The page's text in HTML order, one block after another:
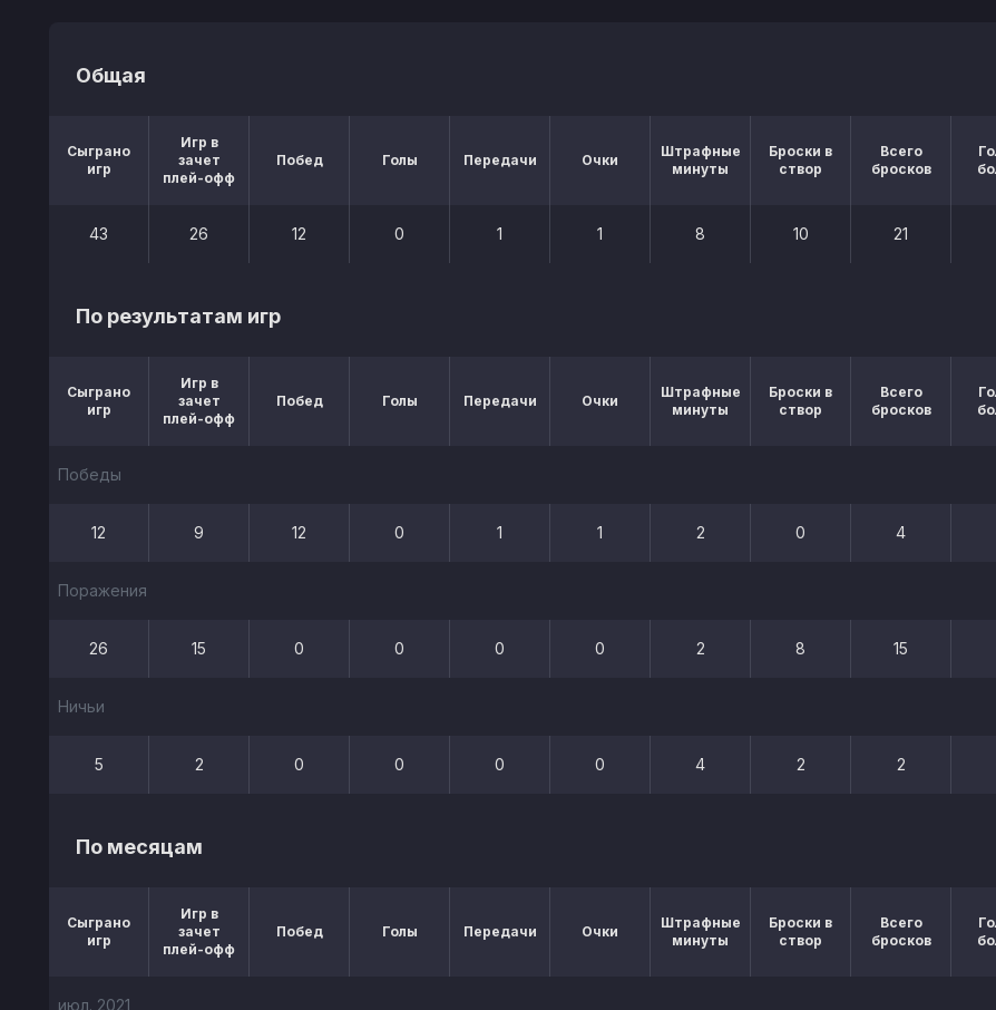
Общая
Сыграно
игр
Игр в
зачет
плей-офф
Побед Голы Передачи Очки
Штрафные
минуты
Броски в
створ
Всего
бросков
43 26 12 0 1 1 8 10 21
По результатам игр
Сыграно
игр
Игр в
зачет
плей-офф
Побед Голы Передачи Очки
Штрафные
минуты
Броски в
створ
Всего
бросков
Победы
12 9 12 0 1 1 2 0 4
Поражения
26 15 0 0 0 0 2 8 15
Ничьи
5 2 0 0 0 0 4 2 2
По месяцам
Сыграно
игр
Игр в
зачет
плей-офф
Побед Голы Передачи Очки
Штрафные
минуты
Броски в
створ
Всего
бросков
июл. 2021